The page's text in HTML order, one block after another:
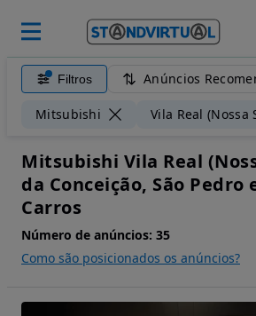
Filtros Anúncios
Mitsubishi Vila Real (Nossa
Mitsubishi Vila Real
da Conceição, São Pedro
Carros
Número de anúncios: 35
Como são posicionados os anúncios?